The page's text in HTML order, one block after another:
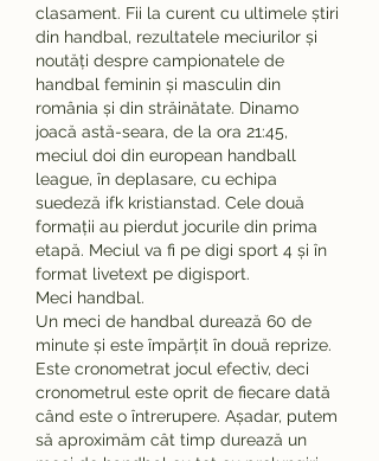
clasament. Fii la curent cu ultimele știri
din handbal, rezultatele meciurilor și
noutăți despre campionatele de
handbal feminin și masculin din
românia și din străinătate. Dinamo
joacă astă-seara, de la ora 21:45,
meciul doi din european handball
league, în deplasare, cu echipa
suedeză ifk kristianstad. Cele două
formații au pierdut jocurile din prima
etapă. Meciul va fi pe digi sport 4 și în
format livetext pe digisport.
Meci handbal.
Un meci de handbal durează 60 de
minute și este împărțit în două reprize.
Este cronometrat jocul efectiv, deci
cronometrul este oprit de fiecare dată
când este o întrerupere. Așadar, putem
să aproximăm cât timp durează un